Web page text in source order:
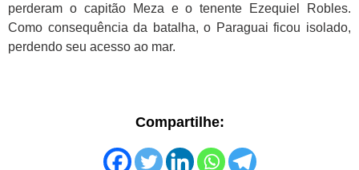
perderam o capitão Meza e o tenente Ezequiel Robles.
Como consequência da batalha, o Paraguai ficou isolado,
perdendo seu acesso ao mar.
Compartilhe: